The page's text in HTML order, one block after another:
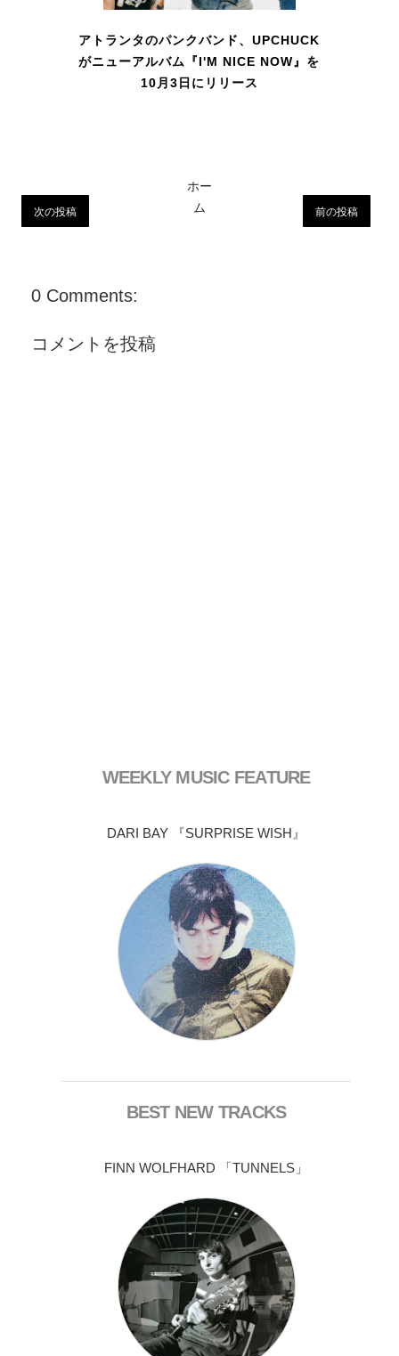
アトランタのパンクバンド、UPCHUCK
がニューアルバム『I'M NICE NOW』を
10月3日にリリース
次の投稿 前の投稿
ホー
ム
0 Comments:
コメントを投稿
WEEKLY MUSIC FEATURE
DARI BAY 『SURPRISE WISH』
BEST NEW TRACKS
FINN WOLFHARD 「TUNNELS」